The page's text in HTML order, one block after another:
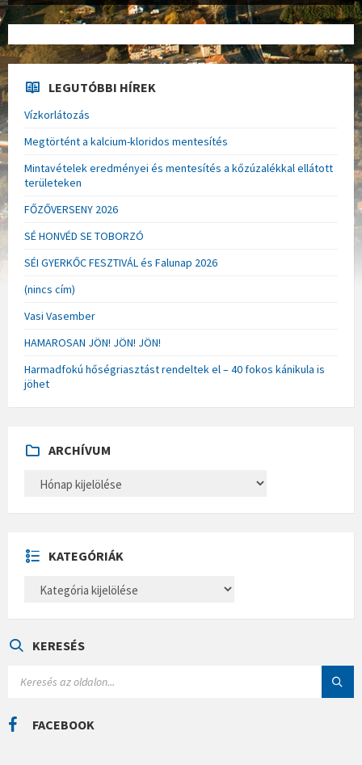
LEGUTÓBBI HÍREK
Vízkorlátozás
Megtörtént a kalcium-kloridos mentesítés
Mintavételek eredményei és mentesítés a kőzúzalékkal ellátott
területeken
FŐZŐVERSENY 2026
SÉ HONVÉD SE TOBORZÓ
SÉI GYERKŐC FESZTIVÁL és Falunap 2026
(nincs cím)
Vasi Vasember
HAMAROSAN JÖN! JÖN! JÖN!
Harmadfokú hőségriasztást rendeltek el – 40 fokos kánikula is
jöhet
ARCHÍVUM
H
U
M
KATEGÓRIÁK
E
Á
KERESÉS
C
H
FACEBOOK